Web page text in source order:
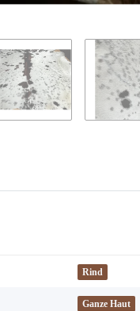
Rind
Ganze Haut